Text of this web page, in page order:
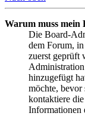
Warum muss mein
Die Board-
dem Forum,
zuerst geprüft
hinzugefügt
möchte, bevor
kontaktiere
Informationen